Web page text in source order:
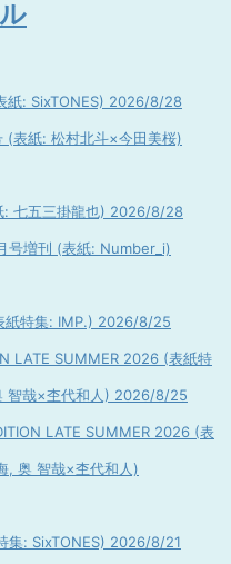
紙: SixTONES) 2026/8/28
(表紙: 松村北斗×今田美桜)
: 七五三掛龍也) 2026/8/28
号増刊 (表紙: Number_i)
紙特集: IMP.) 2026/8/25
LATE SUMMER 2026 (表紙特
智哉×杢代和人) 2026/8/25
LATE SUMMER 2026 (表
, 奥 智哉×杢代和人)
集: SixTONES) 2026/8/21